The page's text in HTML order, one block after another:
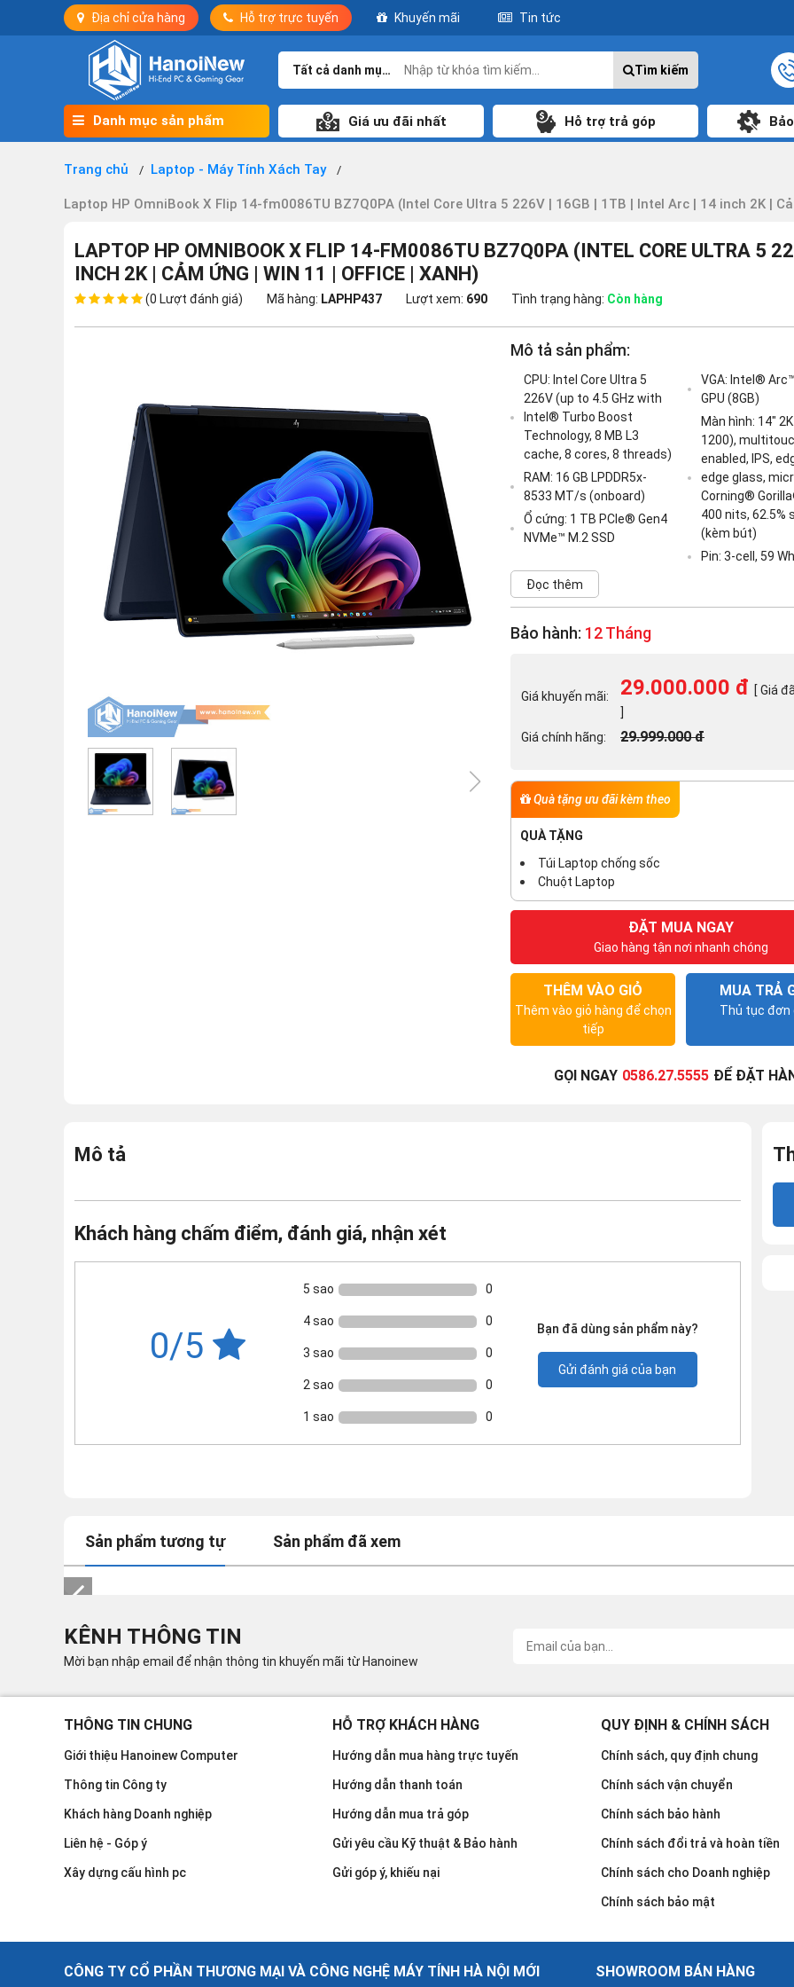
Địa chỉ cửa hàng Hỗ trợ trực tuyến Khuyến mãi Tin tức
Tất cả danh mục Tìm kiếm
Danh mục sản phẩm Giá ưu đãi nhất Hỗ trợ trả góp
Trang chủ Laptop - Máy Tính Xách Tay
Laptop HP OmniBook X Flip 14-fm0086TU BZ7Q0PA (Intel Core Ultra 5 226V | 16GB | 1TB | Intel Arc | 14 inch 2K |
LAPTOP HP OMNIBOOK X FLIP 14-FM0086TU BZ7Q0PA (INTEL CORE ULTRA 5
INCH 2K | CẢM ỨNG | WIN 11 | OFFICE | XANH)
(0 Lượt đánh giá) Mã hàng: LAPHP437 Lượt xem: 690 Tình trạng hàng: Còn hàng
Mô tả sản phẩm:
CPU: Intel Core Ultra 5
226V (up to 4.5 GHz with
Intel® Turbo Boost
Technology, 8 MB L3
cache, 8 cores, 8 threads)
RAM: 16 GB LPDDR5x-
8533 MT/s (onboard)
Ổ cứng: 1 TB PCIe® Gen4
NVMe™ M.2 SSD
VGA: Intel®
GPU (8GB)
Màn hình: 14"
1200),
enabled, IPS,
edge glass,
Corning®
400 nits, 62.5%
(kèm bút)
Pin: 3-cell, 59 Wh
Đọc thêm
Bảo hành: 12 Tháng
Giá khuyến mãi: 29.000.000 đ [ Giá
Giá chính hãng:
29.999.000 đ
Quà tặng ưu đãi kèm theo
QUÀ TẶNG
Túi Laptop chống sốc
Chuột Laptop
ĐẶT MUA NGAY
Giao hàng tận nơi nhanh chóng
THÊM VÀO GIỎ
Thêm vào giỏ hàng để chọn
tiếp
MUA TRẢ
Thủ tục đơn
GỌI NGAY 0586.27.5555 ĐỂ ĐẶT
Mô tả
Khách hàng chấm điểm, đánh giá, nhận xét
0/5
5 sao 0
4 sao 0
3 sao 0
2 sao 0
1 sao 0
Bạn đã dùng sản phẩm này?
Gửi đánh giá của bạn
Sản phẩm tương tự Sản phẩm đã xem
KÊNH THÔNG TIN
Mời bạn nhập email để nhận thông tin khuyến mãi từ Hanoinew
THÔNG TIN CHUNG
Giới thiệu Hanoinew Computer
Thông tin Công ty
Khách hàng Doanh nghiệp
Liên hệ - Góp ý
Xây dựng cấu hình pc
HỖ TRỢ KHÁCH HÀNG
Hướng dẫn mua hàng trực tuyến
Hướng dẫn thanh toán
Hướng dẫn mua trả góp
Gửi yêu cầu Kỹ thuật & Bảo hành
Gửi góp ý, khiếu nại
QUY ĐỊNH & CHÍNH SÁCH
Chính sách, quy định chung
Chính sách vận chuyển
Chính sách bảo hành
Chính sách đổi trả và hoàn tiền
Chính sách cho Doanh nghiệp
Chính sách bảo mật
CÔNG TY CỔ PHẦN THƯƠNG MẠI VÀ CÔNG NGHỆ MÁY TÍNH HÀ NỘI MỚI SHOWROOM BÁN HÀNG